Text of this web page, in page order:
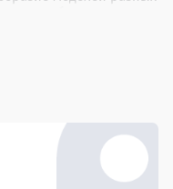
Покупая бу
вы